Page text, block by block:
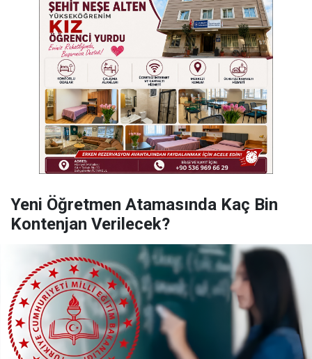
Yeni Öğretmen Atamasında Kaç Bin
Kontenjan Verilecek?